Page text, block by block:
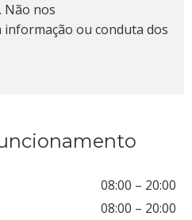
08:00 – 20:00
08:00 – 20:00
Não nos
ou conduta dos